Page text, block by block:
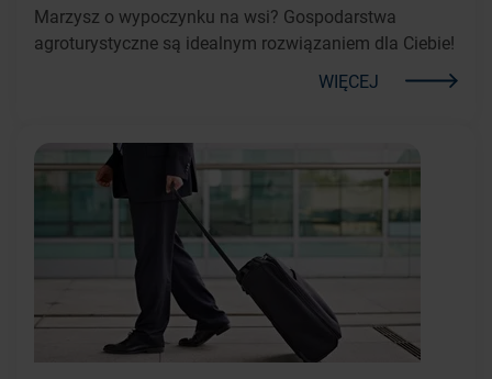
Marzysz o wypoczynku na wsi? Gospodarstwa
agroturystyczne są idealnym rozwiązaniem dla Ciebie!
WIĘCEJ